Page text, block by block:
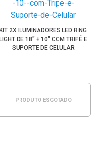
KIT 2X ILUMINADORES LED RING
LIGHT DE 18" + 10" COM TRIPÉ E
SUPORTE DE CELULAR
PRODUTO ESGOTADO